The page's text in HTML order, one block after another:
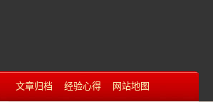
文章归档 经验心得 网站地图